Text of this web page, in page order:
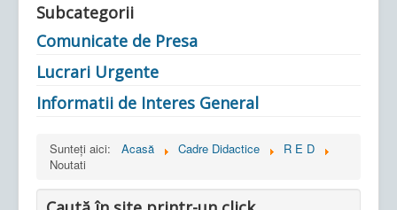
Subcategorii
Comunicate de Presa
Lucrari Urgente
Informatii de Interes General
Sunteți aici: Acasă Cadre Didactice
R E D
Noutati